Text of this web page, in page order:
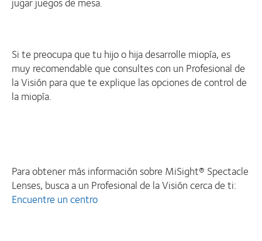
Si te preocupa que tu hijo o hija desarrolle miopía, es
muy recomendable que consultes con un Profesional de
la Visión para que te explique las opciones de control de
la miopía.
Para obtener más información sobre MiSight® Spectacle
Lenses, busca a un Profesional de la Visión cerca de ti:
Encuentre un centro